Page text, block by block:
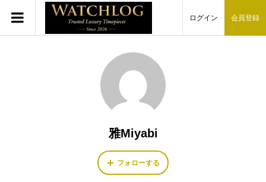
ログイン 会員登録
雅Miyabi
フォローする